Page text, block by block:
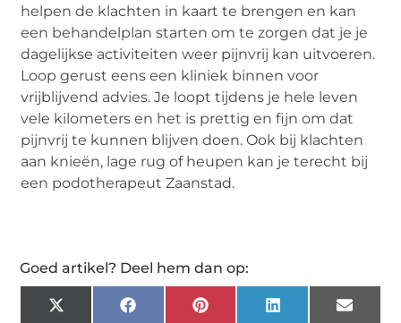
helpen de klachten in kaart te brengen en kan
een behandelplan starten om te zorgen dat je je
dagelijkse activiteiten weer pijnvrij kan uitvoeren.
Loop gerust eens een kliniek binnen voor
vrijblijvend advies. Je loopt tijdens je hele leven
vele kilometers en het is prettig en fijn om dat
pijnvrij te kunnen blijven doen. Ook bij klachten
aan knieën, lage rug of heupen kan je terecht bij
een podotherapeut Zaanstad.
Goed artikel? Deel hem dan op:
X
FacebookPinterestLinkedInEmail